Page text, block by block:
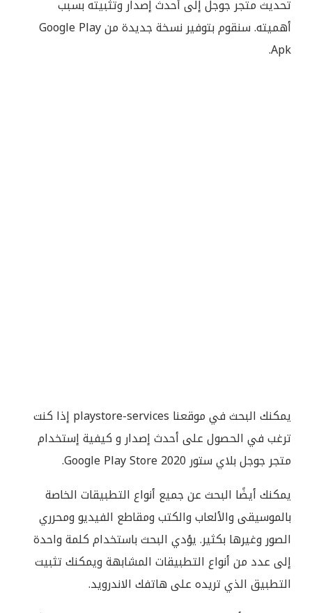
تحديث متجر جوجل إلى أحدث إصدار وتثبيته بسبب
أهميته. سنقوم بتوفير نسخة جديدة من Google Play
Apk.
يمكنك البحث في موقعنا playstore-services إذا كنت
ترغب في الحصول على أحدث إصدار و كيفية إستخدام
متجر جوجل بلاي ستور Google Play Store 2020.
يمكنك أيضًا البحث عن جميع أنواع التطبيقات الخاصة
بالموسيقى والألعاب والكتب ومقاطع الفيديو ومحرري
الصور وغيرها بكثير. يؤدي البحث باستخدام كلمة واحدة
إلى عدد من أنواع التطبيقات المشابهة ويمكنك تثبيت
التطبيق الذي تريده على هاتفك الاندرويد.